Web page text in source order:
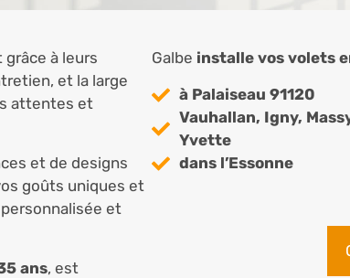
grâce à leurs
et la large
attentes et
et de designs
goûts uniques et
et
ans, est
Galbe installe vos volets
à Palaiseau 91120
Vauhallan, Igny,
Yvette
dans l’Essonne